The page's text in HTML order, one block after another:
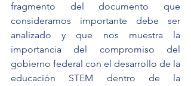
fragmento del documento que
consideramos importante debe ser
analizado y que nos muestra la
importancia del compromiso del
gobierno federal con el desarrollo de la
educación STEM dentro de la